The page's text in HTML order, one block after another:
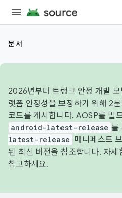
문서
2026년부터 트렁크 안정 개발
랫폼 안정성을 보장하기 위해 2
코드를 게시합니다. AOSP를 빌
android-latest-release 를
latest-release
매니페스트
된 최신 버전을 참조합니다. 자세
참고하세요.